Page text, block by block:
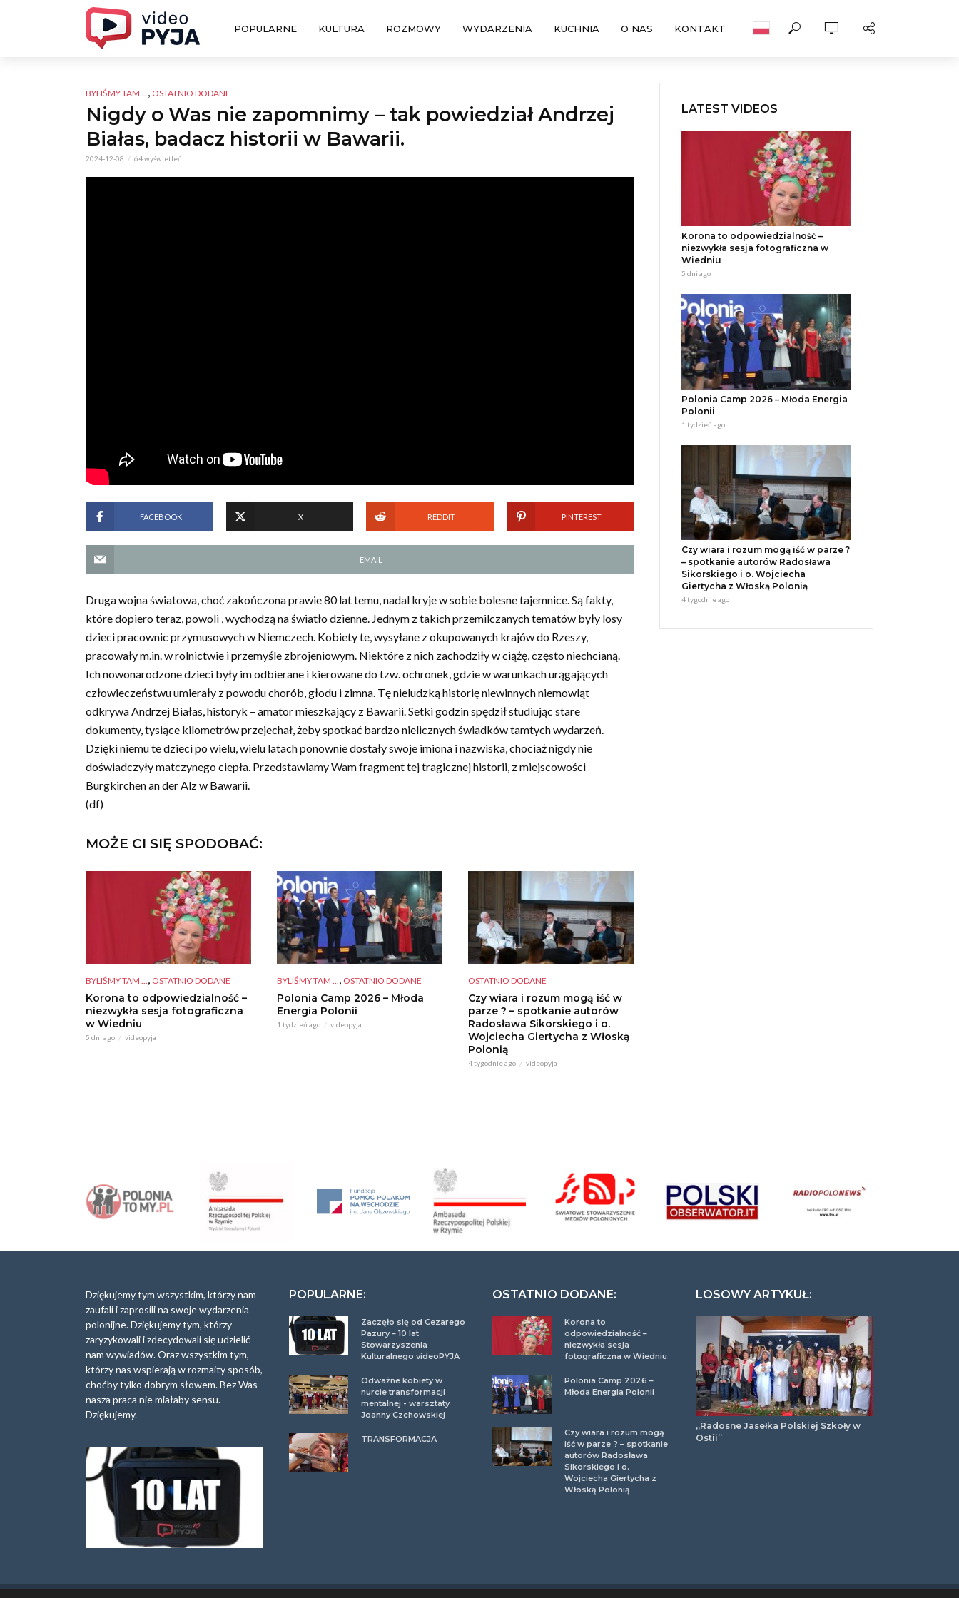
POPULARNE KULTURA ROZMOWY WYDARZENIA KUCHNIA O NAS KONTAKT
BYLIŚMY TAM ..., OSTATNIO DODANE
Nigdy o Was nie zapomnimy – tak powiedział Andrzej
Białas, badacz historii w Bawarii.
2024-12-08 64 wyświetleń
FACEBOOK X REDDIT PINTEREST
EMAIL
Druga wojna światowa, choć zakończona prawie 80 lat temu, nadal kryje w sobie bolesne tajemnice. Są fakty,
które dopiero teraz, powoli , wychodzą na światło dzienne. Jednym z takich przemilczanych tematów były losy
dzieci pracownic przymusowych w Niemczech. Kobiety te, wysyłane z okupowanych krajów do Rzeszy,
pracowały m.in. w rolnictwie i przemyśle zbrojeniowym. Niektóre z nich zachodziły w ciążę, często niechcianą.
Ich nowonarodzone dzieci były im odbierane i kierowane do tzw. ochronek, gdzie w warunkach urągających
człowieczeństwu umierały z powodu chorób, głodu i zimna. Tę nieludzką historię niewinnych niemowląt
odkrywa Andrzej Białas, historyk – amator mieszkający z Bawarii. Setki godzin spędził studiując stare
dokumenty, tysiące kilometrów przejechał, żeby spotkać bardzo nielicznych świadków tamtych wydarzeń.
Dzięki niemu te dzieci po wielu, wielu latach ponownie dostały swoje imiona i nazwiska, chociaż nigdy nie
doświadczyły matczynego ciepła. Przedstawiamy Wam fragment tej tragicznej historii, z miejscowości
Burgkirchen an der Alz w Bawarii.
(df)
MOŻE CI SIĘ SPODOBAĆ:
BYLIŚMY TAM ..., OSTATNIO DODANE
Korona to odpowiedzialność –
niezwykła sesja fotograficzna
w Wiedniu
5 dni ago videopyja
BYLIŚMY TAM ..., OSTATNIO DODANE
Polonia Camp 2026 – Młoda
Energia Polonii
1 tydzień ago videopyja
OSTATNIO DODANE
Czy wiara i rozum mogą iść w
parze ? – spotkanie autorów
Radosława Sikorskiego i o.
Wojciecha Giertycha z Włoską
Polonią
4 tygodnie ago videopyja
LATEST VIDEOS
Korona to odpowiedzialność –
niezwykła sesja fotograficzna w
Wiedniu
5 dni ago
Polonia Camp 2026 – Młoda Energia
Polonii
1 tydzień ago
Czy wiara i rozum mogą iść w parze ?
– spotkanie autorów Radosława
Sikorskiego i o. Wojciecha
Giertycha z Włoską Polonią
4 tygodnie ago
Dziękujemy tym wszystkim, którzy nam
zaufali i zaprosili na swoje wydarzenia
polonijne. Dziękujemy tym, którzy
zaryzykowali i zdecydowali się udzielić
nam wywiadów. Oraz wszystkim tym,
którzy nas wspierają w rozmaity sposób,
choćby tylko dobrym słowem. Bez Was
nasza praca nie miałaby sensu.
Dziękujemy.
POPULARNE:
Zaczęło się od Cezarego
Pazury – 10 lat
Stowarzyszenia
Kulturalnego videoPYJA
Odważne kobiety w
nurcie transformacji
mentalnej - warsztaty
Joanny Czchowskiej
TRANSFORMACJA
OSTATNIO DODANE:
Korona to
odpowiedzialność –
niezwykła sesja
fotograficzna w Wiedniu
Polonia Camp 2026 –
Młoda Energia Polonii
Czy wiara i rozum mogą
iść w parze ? – spotkanie
autorów Radosława
Sikorskiego i o.
Wojciecha Giertycha z
Włoską Polonią
LOSOWY ARTYKUŁ:
„Radosne Jasełka Polskiej Szkoły w
Ostii”